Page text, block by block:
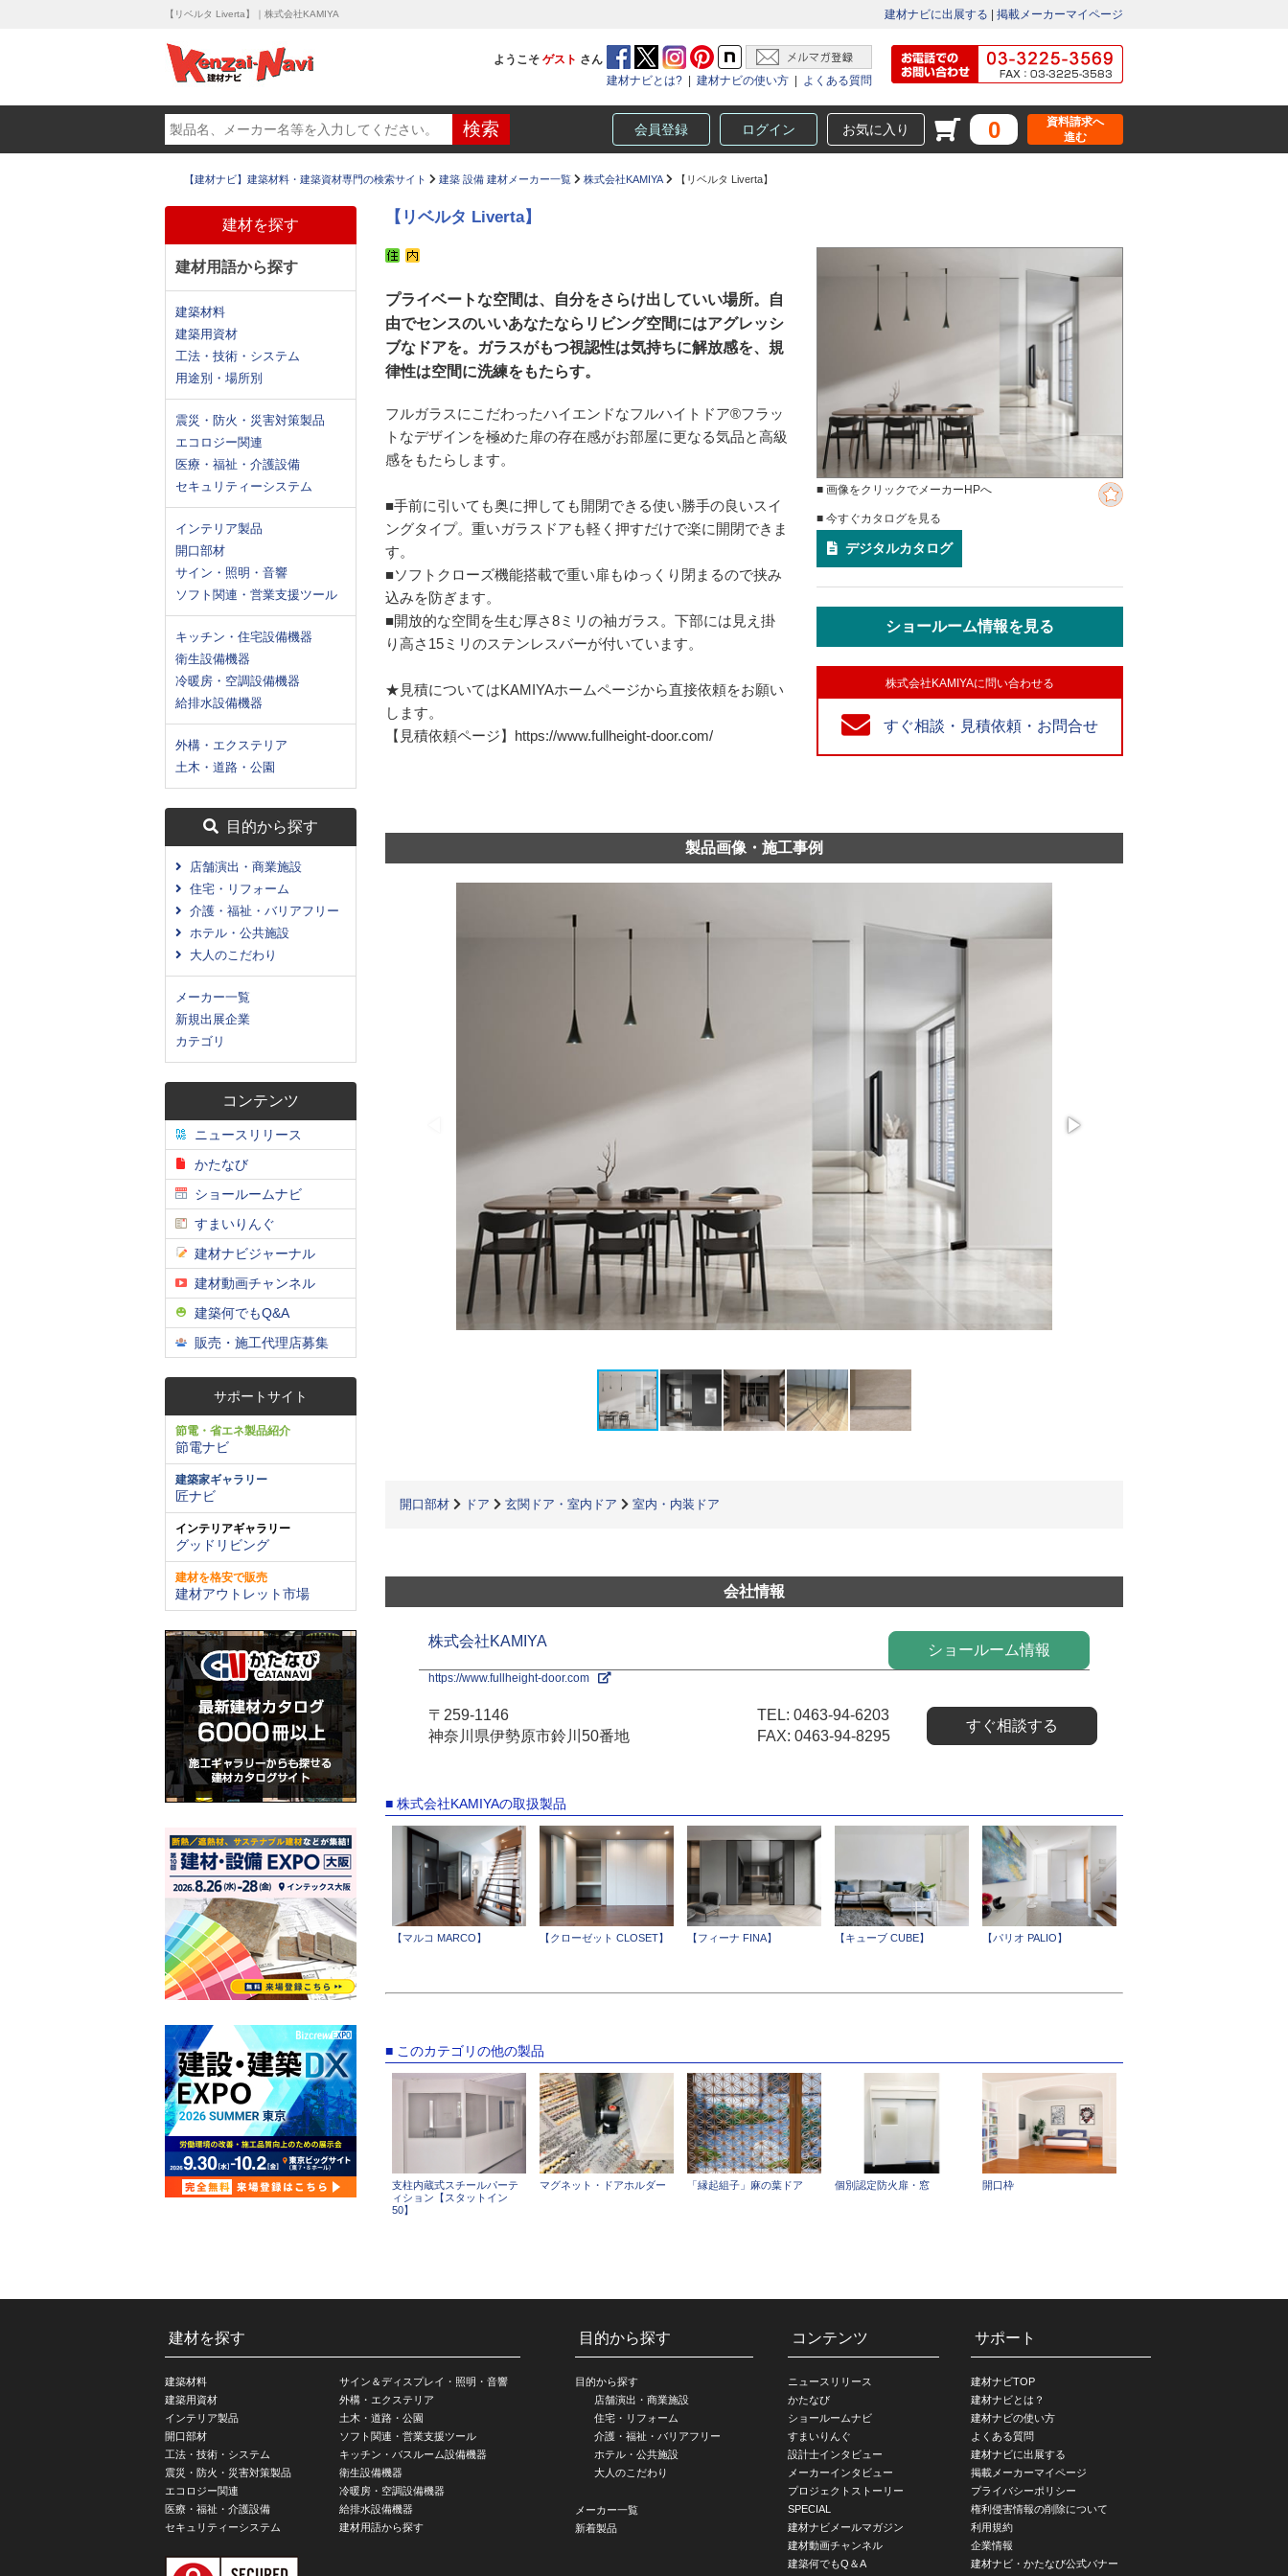
【リベルタ Liverta】｜株式会社KAMIYA 建材ナビに出展する 掲載メーカーマイページ
ようこそ ゲスト さん
建材ナビとは?
建材ナビの使い方 よくある質問
会員登録 ログイン お気に入り 0
資料請求へ
進む
【建材ナビ】建築材料・建築資材専門の検索サイト 建築 設備 建材メーカー一覧 株式会社KAMIYA 【リベルタ Liverta】
建材を探す
建材用語から探す
建築材料
建築用資材
工法・技術・システム
用途別・場所別
震災・防火・災害対策製品
エコロジー関連
医療・福祉・介護設備
セキュリティーシステム
インテリア製品
開口部材
サイン・照明・音響
ソフト関連・営業支援ツール
キッチン・住宅設備機器
衛生設備機器
冷暖房・空調設備機器
給排水設備機器
外構・エクステリア
土木・道路・公園
目的から探す
店舗演出・商業施設
住宅・リフォーム
介護・福祉・バリアフリー
ホテル・公共施設
大人のこだわり
メーカー一覧
新規出展企業
カテゴリ
コンテンツ
ニュースリリース
かたなび
ショールームナビ
すまいりんぐ
建材ナビジャーナル
建材動画チャンネル
建築何でもQ&A
販売・施工代理店募集
サポートサイト
節電・省エネ製品紹介
節電ナビ
建築家ギャラリー
匠ナビ
インテリアギャラリー
グッドリビング
建材を格安で販売
建材アウトレット市場
【リベルタ Liverta】
プライベートな空間は、自分をさらけ出していい場所。自
由でセンスのいいあなたならリビング空間にはアグレッシ
ブなドアを。ガラスがもつ視認性は気持ちに解放感を、規
律性は空間に洗練をもたらす。
フルガラスにこだわったハイエンドなフルハイトドア®フラッ
トなデザインを極めた扉の存在感がお部屋に更なる気品と高級
感をもたらします。
■手前に引いても奥に押しても開閉できる使い勝手の良いスイ
ングタイプ。重いガラスドアも軽く押すだけで楽に開閉できま
す。
■ソフトクローズ機能搭載で重い扉もゆっくり閉まるので挟み
込みを防ぎます。
■開放的な空間を生む厚さ8ミリの袖ガラス。下部には見え掛
り高さ15ミリのステンレスバーが付いています。
★見積についてはKAMIYAホームページから直接依頼をお願い
します。
【見積依頼ページ】https://www.fullheight-door.com/
■ 画像をクリックでメーカーHPへ
■ 今すぐカタログを見る
デジタルカタログ
ショールーム情報を見る
株式会社KAMIYAに問い合わせる
すぐ相談・見積依頼・お問合せ
製品画像・施工事例
開口部材 ドア 玄関ドア・室内ドア 室内・内装ドア
会社情報
株式会社KAMIYA
ショールーム情報
https://www.fullheight-door.com
〒259-1146
神奈川県伊勢原市鈴川50番地
TEL: 0463-94-6203
FAX: 0463-94-8295
すぐ相談する
■ 株式会社KAMIYAの取扱製品
【マルコ MARCO】 【クローゼット CLOSET】 【フィーナ FINA】 【キューブ CUBE】 【パリオ PALIO】
■ このカテゴリの他の製品
支柱内蔵式スチールパーテ
ィション【スタットイン
50】
マグネット・ドアホルダー 「縁起組子」麻の葉ドア 個別認定防火扉・窓 開口枠
建材を探す
建築材料
建築用資材
インテリア製品
開口部材
工法・技術・システム
震災・防火・災害対策製品
エコロジー関連
医療・福祉・介護設備
セキュリティーシステム
サイン＆ディスプレイ・照明・音響
外構・エクステリア
土木・道路・公園
ソフト関連・営業支援ツール
キッチン・バスルーム設備機器
衛生設備機器
冷暖房・空調設備機器
給排水設備機器
建材用語から探す
目的から探す
目的から探す
店舗演出・商業施設
住宅・リフォーム
介護・福祉・バリアフリー
ホテル・公共施設
大人のこだわり
メーカー一覧
新着製品
コンテンツ
ニュースリリース
かたなび
ショールームナビ
すまいりんぐ
設計士インタビュー
メーカーインタビュー
プロジェクトストーリー
SPECIAL
建材ナビメールマガジン
建材動画チャンネル
建築何でもQ＆A
サポート
建材ナビTOP
建材ナビとは？
建材ナビの使い方
よくある質問
建材ナビに出展する
掲載メーカーマイページ
プライバシーポリシー
権利侵害情報の削除について
利用規約
企業情報
建材ナビ・かたなび公式バナー